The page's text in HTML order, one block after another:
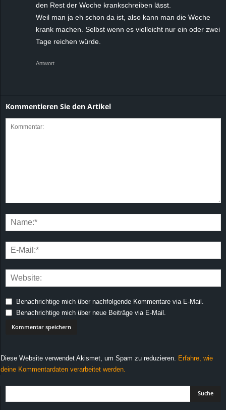
den Rest der Woche krankschreiben lässt.
Weil man ja eh schon da ist, also kann man die Woche
krank machen. Selbst wenn es vielleicht nur ein oder zwei
Tage reichen würde.
Antwort
Kommentieren Sie den Artikel
Benachrichtige mich über nachfolgende Kommentare via E-Mail.
Benachrichtige mich über neue Beiträge via E-Mail.
Diese Website verwendet Akismet, um Spam zu reduzieren.
Erfahre, wie
deine Kommentardaten verarbeitet werden.